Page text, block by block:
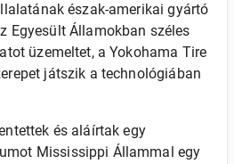
észak-amerikai gyártó
Egyesült Államokban széles
üzemeltet, a Yokohama Tire
játszik a technológiában
és aláírtak egy
Mississippi Állammal egy